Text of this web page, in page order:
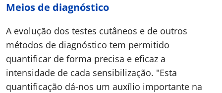
Meios de diagnóstico
A evolução dos testes cutâneos e de outros
métodos de diagnóstico tem permitido
quantificar de forma precisa e eficaz a
intensidade de cada sensibilização. "Esta
quantificação dá-nos um auxílio importante na